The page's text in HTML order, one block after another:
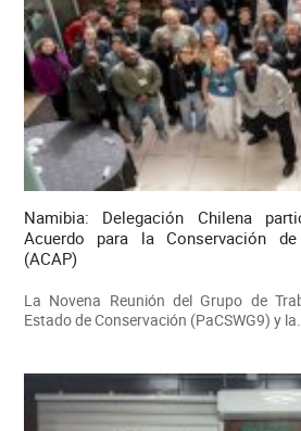
Namibia: Delegación Chilena
Acuerdo para la Conservación
(ACAP)
La Novena Reunión del Grupo de
Estado de Conservación (PaCSWG9) y